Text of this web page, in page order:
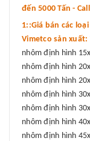
đến 5000 Tấn -
1::Giá bán các
Vimetco sản xuất:
nhôm định hình
nhôm định hình
nhôm định hình
nhôm định hình
nhôm định hình
nhôm định hình
nhôm định hình